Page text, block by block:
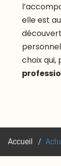
elle est
choix qui,
Accueil /